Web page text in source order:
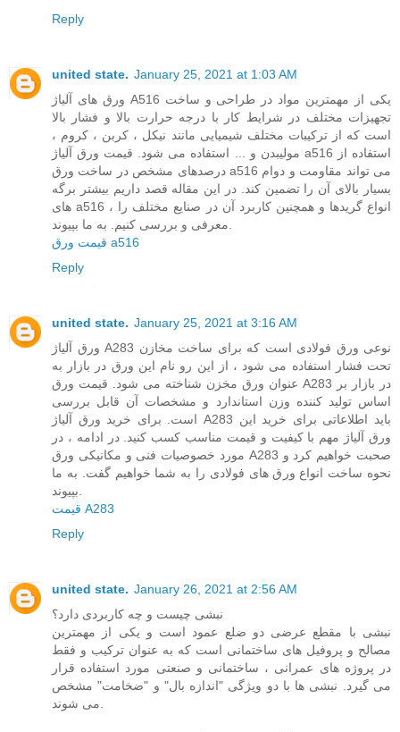
Reply
united state. January 25, 2021 at 1:03 AM
ورق های آلیاژ A516 یکی از مهمترین مواد در طراحی و ساخت
تجهیزات مختلف در شرایط کار با درجه حرارت بالا و فشار بالا
است که از ترکیبات مختلف شیمیایی مانند نیکل ، کربن ، کروم ،
مولیبدن و ... استفاده می شود. قیمت ورق آلیاژ a516 استفاده از
درصدهای مشخص در ساخت ورق a516 می تواند مقاومت و دوام
بسیار بالای آن را تضمین کند. در این مقاله قصد داریم بیشتر برگه
های a516 ، انواع گریدها و همچنین کاربرد آن در صنایع مختلف را
قیمت ورق a516
Reply
united state. January 25, 2021 at 3:16 AM
ورق آلیاژ A283 نوعی ورق فولادی است که برای ساخت مخازن
تحت فشار استفاده می شود ، از این رو نام این ورق در بازار به
عنوان ورق مخزن شناخته می شود. قیمت ورق A283 در بازار بر
اساس تولید کننده وزن استاندارد و مشخصات آن قابل بررسی
است. برای خرید ورق آلیاژ A283 باید اطلاعاتی برای خرید این
ورق آلیاژ مهم با کیفیت و قیمت مناسب کسب کنید. در ادامه ، در
مورد خصوصیات فنی و مکانیکی ورق A283 صحبت خواهیم کرد و
نحوه ساخت انواع ورق های فولادی را به شما خواهیم گفت. به ما
قیمت A283
Reply
united state. January 26, 2021 at 2:56 AM
نبشی چیست و چه کاربردی دارد؟
نبشی با مقطع عرضی دو ضلع عمود است و یکی از مهمترین
مصالح و پروفیل های ساختمانی است که به عنوان ترکیب و فقط
در پروژه های عمرانی ، ساختمانی و صنعتی مورد استفاده قرار
می گیرد. نبشی ها با دو ویژگی "اندازه بال" و "ضخامت" مشخص